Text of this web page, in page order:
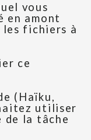
vous
en amont
les fichiers à
ce
(Haïku,
utiliser
de la tâche